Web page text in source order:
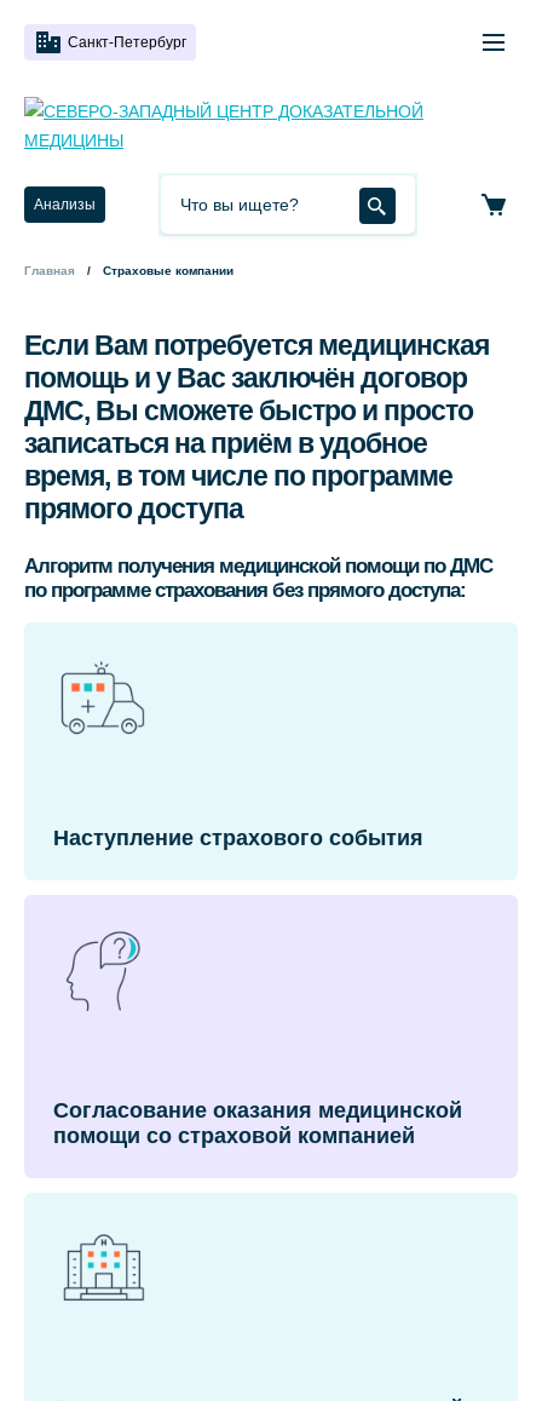
Санкт-Петербург
Анализы
Главная Страховые компании
Если Вам потребуется медицинская
помощь и у Вас заключён договор
ДМС, Вы сможете быстро и просто
записаться на приём в удобное
время, в том числе по программе
прямого доступа
Алгоритм получения медицинской помощи по ДМС
по программе страхования без прямого доступа:
Наступление страхового события
Согласование оказания медицинской
помощи со страховой компанией